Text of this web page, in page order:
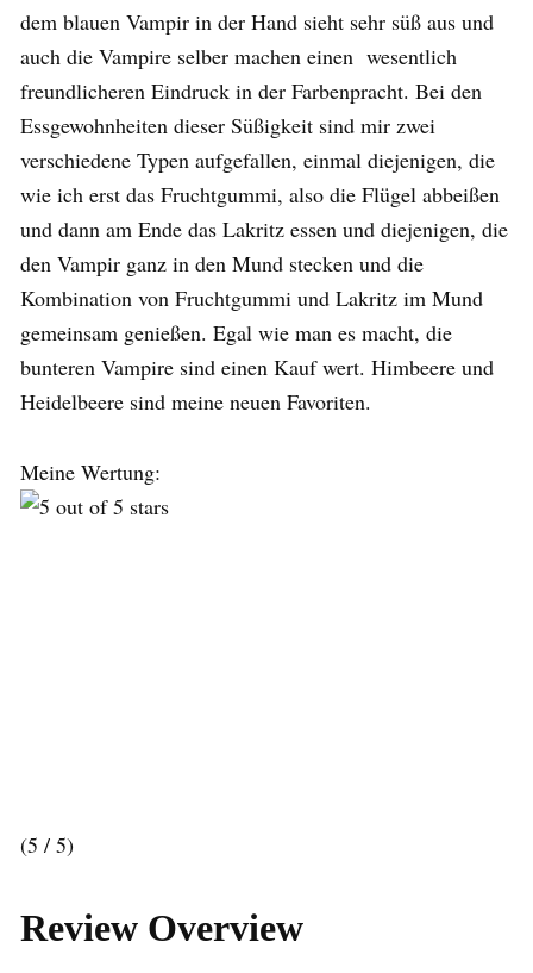
dem blauen Vampir in der Hand sieht sehr süß aus und
auch die Vampire selber machen einen wesentlich
freundlicheren Eindruck in der Farbenpracht. Bei den
Essgewohnheiten dieser Süßigkeit sind mir zwei
verschiedene Typen aufgefallen, einmal diejenigen, die
wie ich erst das Fruchtgummi, also die Flügel abbeißen
und dann am Ende das Lakritz essen und diejenigen, die
den Vampir ganz in den Mund stecken und die
Kombination von Fruchtgummi und Lakritz im Mund
gemeinsam genießen. Egal wie man es macht, die
bunteren Vampire sind einen Kauf wert. Himbeere und
Heidelbeere sind meine neuen Favoriten.
Meine Wertung:
(5 / 5)
Review Overview